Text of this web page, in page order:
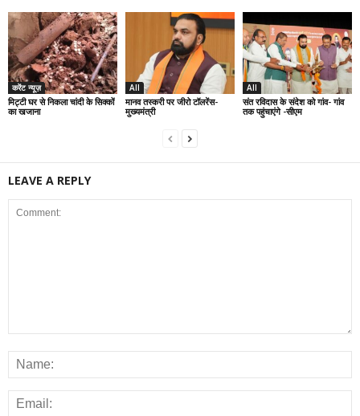
करेंट न्यूज़
मिट्टी घर से निकला चांदी के सिक्कों
का खजाना
All
मानव तस्करी पर जीरो टॉलरेंस-
मुख्यमंत्री
All
संत रविदास के संदेश को गांव- गांव
तक पहुंचाएंगे -सीएम
LEAVE A REPLY